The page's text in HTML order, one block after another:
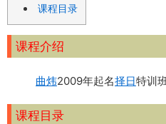
课程目录
课程介绍
曲炜2009年起名择日特训
课程目录